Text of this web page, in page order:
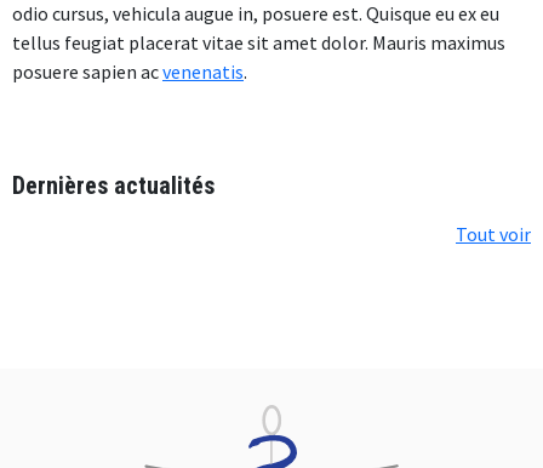
odio cursus, vehicula augue in, posuere est. Quisque eu ex eu
tellus feugiat placerat vitae sit amet dolor. Mauris maximus
posuere sapien acvenenatis.
Dernières actualités
Tout voir